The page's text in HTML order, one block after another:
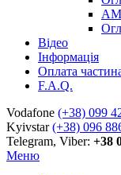
Відео
Інформація
Оплата
F.A.Q.
Vodafone (+38) 099
Kyivstar(+38) 096
Telegram, Viber: +38
Меню